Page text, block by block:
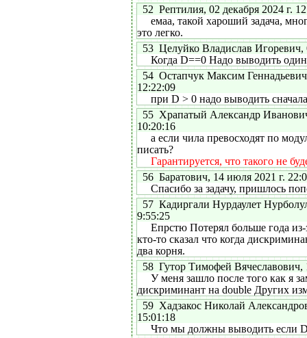
52 Рептилия, 02 декабря 2024 г.
емаа, такой хароший задача,
это легко.
53 Целуйко Владислав Игоревич,
Когда D==0 Надо выводить один
54 Остапчук Максим
12:22:09
при D > 0 надо выводить
55 Храпатый Александр
10:20:16
а если чила превосходят по
писать?
Гарантируется, что такого не
56 Баратович, 14 июля 2021 г.
Спасибо за задачу, пришлось
57 Кадиргали Нурдаулет
9:55:25
Епрстю Потерял больше года из-
кто-то сказал что когда
два корня.
58 Гутор Тимофей Вячеславович,
У меня зашло после того как я
дискриминант на double Других
59 Хадзакос Николай
15:01:18
Что мы должны выводить если